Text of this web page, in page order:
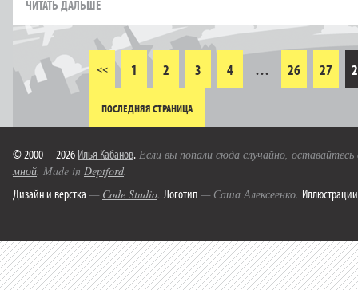
ЧИТАТЬ ДАЛЬШЕ
<< 1 2 3 4 … 26 27
ПОСЛЕДНЯЯ СТРАНИЦА
© 2000—2026 Илья Кабанов. Если вы попали сюда случайно,
мной. Made in Deptford.
Дизайн и верстка — Code Studio. Логотип — Саша Алексеенко. Иллюстрации